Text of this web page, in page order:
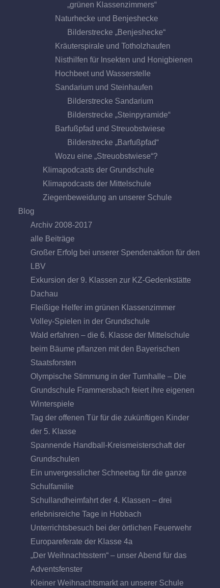
„grünen Klassenzimmers“
Naturhecke und Benjeshecke
Bilderstrecke „Benjeshecke“
Kräuterspirale und Totholzhaufen
Nisthilfen für Insekten und Honigbienen
Hochbeet und Wasserstelle
Sandarium und Steinhaufen
Bilderstrecke Sandarium
Bilderstrecke „Steinpyramide“
Barfußpfad und Streuobstwiese
Bilderstrecke „Barfußpfad“
Wozu eine „Streuobstwiese“?
Klimapodcasts der Grundschule
Klimapodcasts der Mittelschule
Ziegenbeweidung an unserer Schule
Blog
Archiv 2008-2017
alle Beiträge
Großer Erfolg bei unserer Spendenaktion für den
LBV
Exkursion der 9. Klassen zur KZ-Gedenkstätte
Dachau
Fleißige Helfer im grünen Klassenzimmer
Volley-Spielen in der Grundschule
Wald erfahren – die 6. Klasse der Mittelschule
beim Bäume pflanzen mit den Bayerischen
Staatsforsten
Olympische Stimmung in der Turnhalle – Die
Grundschule Frammersbach feiert ihre eigenen
Winterspiele
Tag der offenen Tür für die zukünftigen Kinder
der 5. Klasse
Spannende Handball-Kreismeisterschaft der
Grundschulen
Ein unvergesslicher Schneetag für die ganze
Schulfamilie
Schullandheimfahrt der 4. Klassen – drei
erlebnisreiche Tage in Hobbach
Unterrichtsbesuch bei der örtlichen Feuerwehr
Europareferate der Klasse 4a
„Der Weihnachtsstern“ – unser Abend für das
Adventsfenster
Kleiner Weihnachtsmarkt an unserer Schule